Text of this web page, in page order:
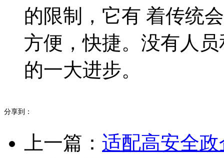
的限制，它有 着传统
方便，快捷。没有人
的一大进步。
分享到：
上一篇： 适配高安全